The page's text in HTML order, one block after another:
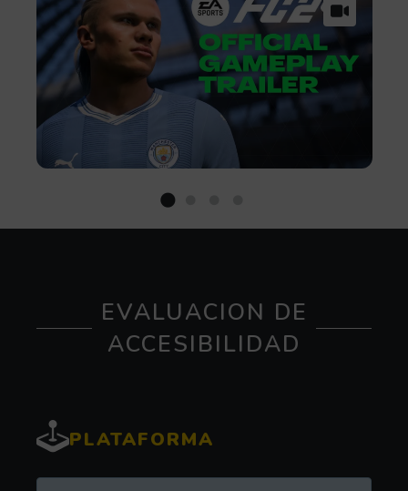
EVALUACION DE
ACCESIBILIDAD
PLATAFORMA